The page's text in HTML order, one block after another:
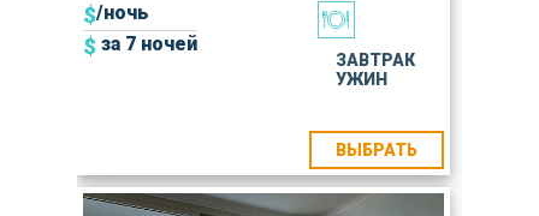
$/ночь
$ за 7 ночей
ЗАВТРАК
УЖИН
ВЫБРАТЬ